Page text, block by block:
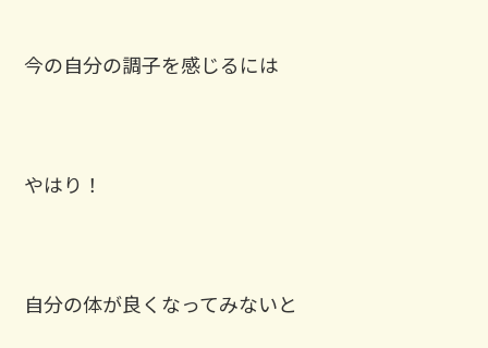
今の自分の調子を感じるには
やはり！
自分の体が良くなってみないと